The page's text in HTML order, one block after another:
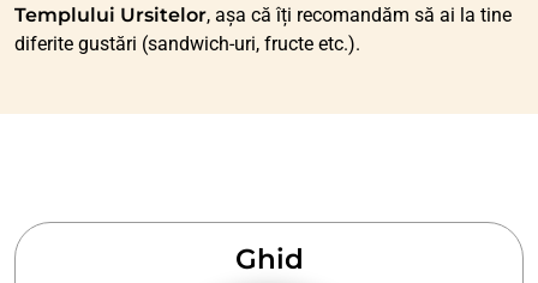
Templului Ursitelor, așa că îți recomandăm să ai la tine
diferite gustări (sandwich-uri, fructe etc.).
Ghid